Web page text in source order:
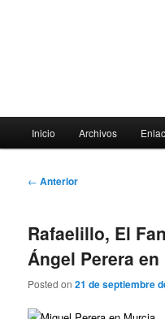
principal
Inicio Archivos
Navegación
← Anterior
Rafaelillo, El
Ángel Perera
Posted on21 de septiembre